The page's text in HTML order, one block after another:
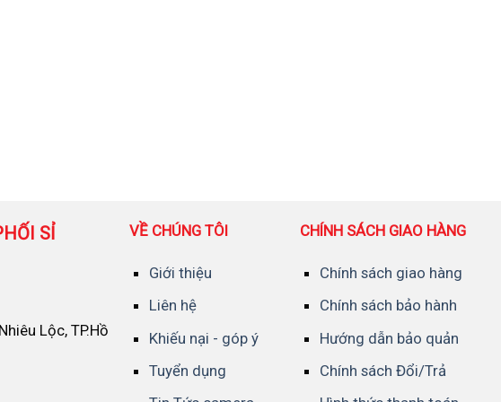
SỈ
Lộc, TP.Hồ
VỀ CHÚNG TÔI
Giới thiệu
Liên hệ
Khiếu nại - góp ý
Tuyển dụng
CHÍNH SÁCH GIAO HÀNG
Chính sách giao hàng
Chính sách bảo hành
Hướng dẫn bảo quản
Chính sách Đổi/Trả